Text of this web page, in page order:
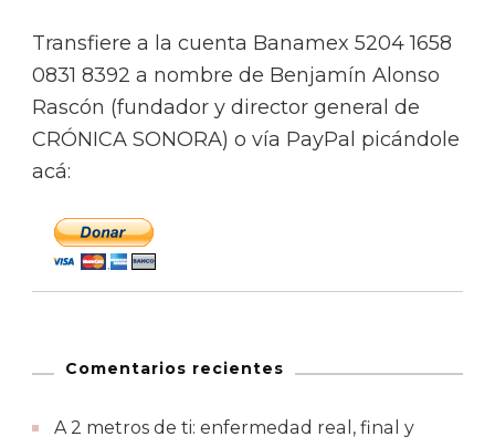
Transfiere a la cuenta Banamex 5204 1658
0831 8392 a nombre de Benjamín Alonso
Rascón (fundador y director general de
CRÓNICA SONORA) o vía PayPal picándole
acá:
Comentarios recientes
A 2 metros de ti: enfermedad real, final y